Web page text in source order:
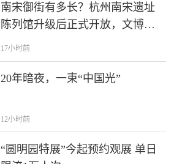
南宋御街有多长？杭州南宋遗址
陈列馆升级后正式开放，文博推
荐官探秘“十里天街”
17小时前
20年暗夜，一束“中国光”
12小时前
“圆明园特展”今起预约观展 单日